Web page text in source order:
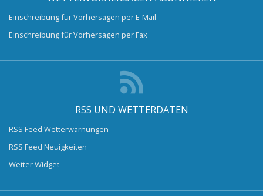
Einschreibung für Vorhersagen per E-Mail
Einschreibung für Vorhersagen per Fax
RSS UND WETTERDATEN
RSS Feed Wetterwarnungen
RSS Feed Neuigkeiten
Wetter Widget